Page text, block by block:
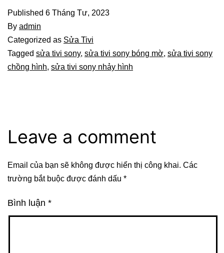
Published 6 Tháng Tư, 2023
By admin
Categorized as Sửa Tivi
Tagged sửa tivi sony, sửa tivi sony bóng mờ, sửa tivi sony
chồng hình, sửa tivi sony nhảy hình
Leave a comment
Email của bạn sẽ không được hiển thị công khai. Các
trường bắt buộc được đánh dấu *
Bình luận *